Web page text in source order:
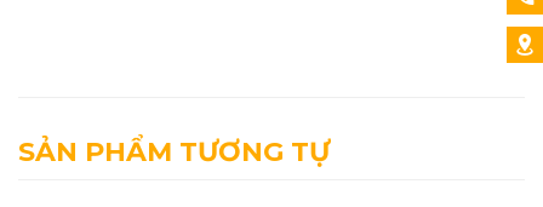
SẢN PHẨM TƯƠNG TỰ